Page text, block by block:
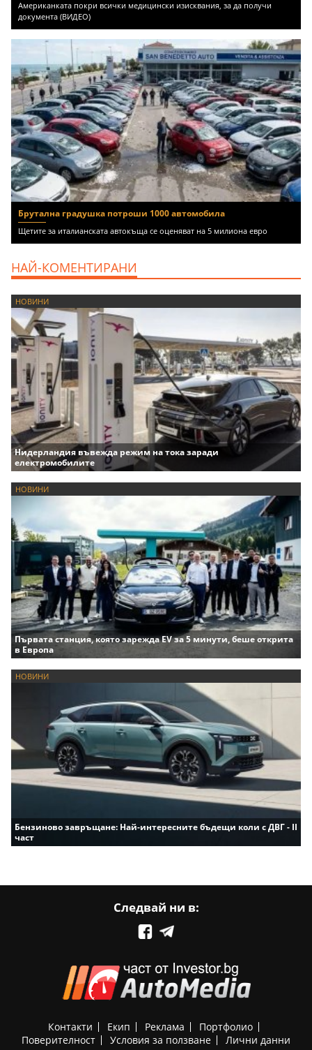
Американката покри всички медицински изисквания, за да получи
документа (ВИДЕО)
Брутална градушка потроши 1000 автомобила
Щетите за италианската автокъща се оценяват на 5 милиона евро
НАЙ-КОМЕНТИРАНИ
НОВИНИ
Нидерландия въвежда режим на тока заради
електромобилите
НОВИНИ
Първата станция, която зарежда EV за 5 минути, беше открита
в Европа
НОВИНИ
Бензиново завръщане: Най-интересните бъдещи коли с ДВГ - II
част
Следвай ни в:
Контакти Екип Реклама
Портфолио
Поверителност
Условия за ползване Лични данни